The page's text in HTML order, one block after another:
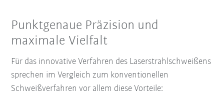
Punktgenaue Präzision und
maximale Vielfalt
Für das innovative Verfahren des Laserstrahlschweißens
sprechen im Vergleich zum konventionellen
Schweißverfahren vor allem diese Vorteile: